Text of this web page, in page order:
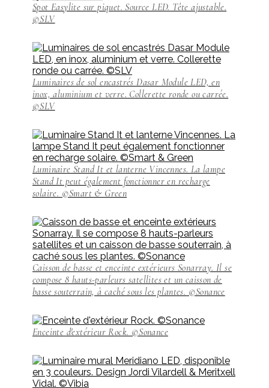
Spot Easylite sur piquet. Source LED. Tête ajustable.
©SLV
Luminaires de sol encastrés Dasar Module LED, en
inox, aluminium et verre. Collerette ronde ou carrée.
©SLV
Luminaire Stand It et lanterne Vincennes. La lampe
Stand It peut également fonctionner en recharge
solaire. ©Smart & Green
Caisson de basse et enceinte extérieurs Sonarray. Il se
compose 8 hauts-parleurs satellites et un caisson de
basse souterrain, à caché sous les plantes. ©Sonance
Enceinte d'extérieur Rock. ©Sonance